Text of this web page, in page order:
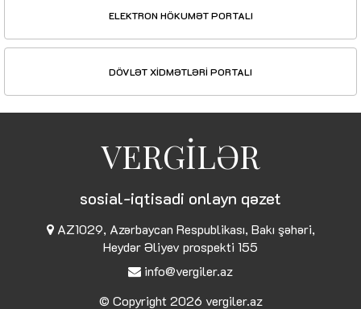
ELEKTRON HÖKUMƏT PORTALI
DÖVLƏT XİDMƏTLƏRİ PORTALI
VERGİLƏR
sosial-iqtisadi onlayn qəzet
AZ1029, Azərbaycan Respublikası, Bakı şəhəri,
Heydər Əliyev prospekti 155
info@vergiler.az
© Copyright 2026 vergiler.az